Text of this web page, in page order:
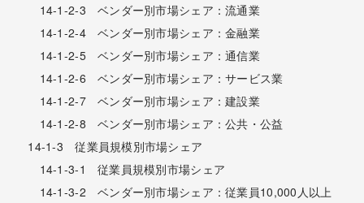
14-1-2-3 ベンダー別市場シェア：流通業
14-1-2-4 ベンダー別市場シェア：金融業
14-1-2-5 ベンダー別市場シェア：通信業
14-1-2-6 ベンダー別市場シェア：サービス業
14-1-2-7 ベンダー別市場シェア：建設業
14-1-2-8 ベンダー別市場シェア：公共・公益
14-1-3 従業員規模別市場シェア
14-1-3-1 従業員規模別市場シェア
14-1-3-2 ベンダー別市場シェア：従業員10,000人以上